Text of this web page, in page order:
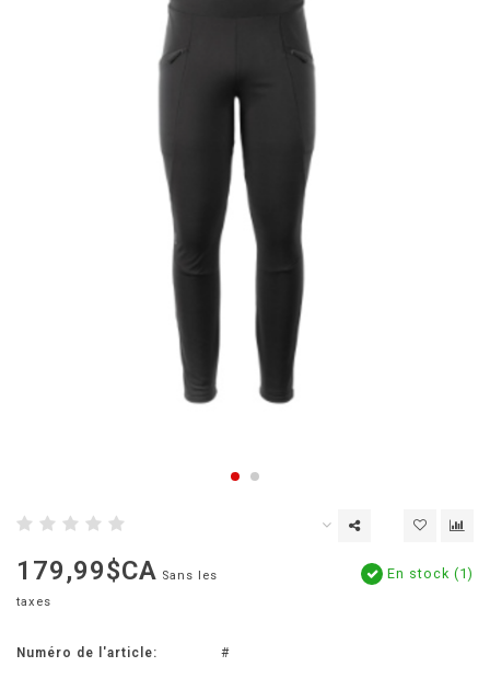
179,99$CA Sans les
taxes
En stock (1)
Numéro de l'article: #